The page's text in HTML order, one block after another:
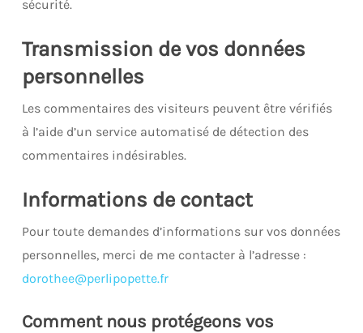
sécurité.
Transmission de vos données
personnelles
Les commentaires des visiteurs peuvent être vérifiés
à l’aide d’un service automatisé de détection des
commentaires indésirables.
Informations de contact
Pour toute demandes d’informations sur vos données
personnelles, merci de me contacter à l’adresse :
dorothee@perlipopette.fr
Comment nous protégeons vos